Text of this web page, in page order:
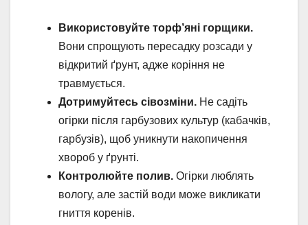
Використовуйте торф’яні горщики.
Вони спрощують пересадку розсади у
відкритий ґрунт, адже коріння не
травмується.
Дотримуйтесь сівозміни. Не садіть
огірки після гарбузових культур (кабачків,
гарбузів), щоб уникнути накопичення
хвороб у ґрунті.
Контролюйте полив. Огірки люблять
вологу, але застій води може викликати
гниття коренів.